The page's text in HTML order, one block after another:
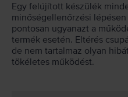
Egy felújított készülék
minőségellenőrzési
pontosan ugyanazt a
termék esetén. Eltérés
de nem tartalmaz olyan
tökéletes működést.